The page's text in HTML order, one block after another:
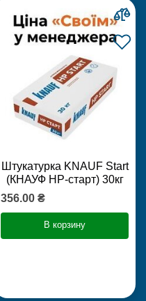
Штукатурка KNAUF Start
(КНАУФ НР-старт) 30кг
356.00 ₴
В корзину